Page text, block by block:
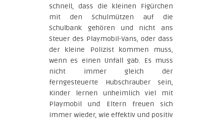
schnell, dass die kleinen Figürchen
mit den Schulmützen auf die
Schulbank gehören und nicht ans
Steuer des Playmobil-Vans, oder dass
der kleine Polizist kommen muss,
wenn es einen Unfall gab. Es muss
nicht immer gleich der
ferngesteuerte Hubschrauber sein,
Kinder lernen unheimlich viel mit
Playmobil und Eltern freuen sich
immer wieder, wie effektiv und positiv